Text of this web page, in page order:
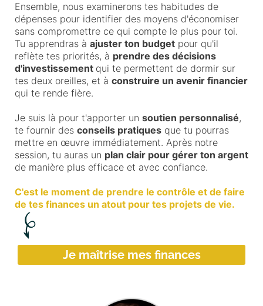
le
s
ct
Ensemble, nous examinerons tes habitudes de
dépenses pour identifier des moyens d'économiser
sans compromettre ce qui compte le plus pour toi.
Tu apprendras à ajuster ton budget pour qu'il
reflète tes priorités, à prendre des décisions
d'investissement qui te permettent de dormir sur
tes deux oreilles, et à construire un avenir financier
qui te rende fière.
Je suis là pour t'apporter un soutien personnalisé,
te fournir des conseils pratiques que tu pourras
mettre en œuvre immédiatement. Après notre
session, tu auras un plan clair pour gérer ton argent
de manière plus efficace et avec confiance.
C'est le moment de prendre le contrôle et de faire
de tes finances un atout pour tes projets de vie.
Je maîtrise mes finances